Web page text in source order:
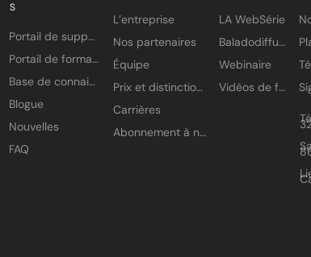
S
Portail de support
Portail de formation
Base de connaissances
Blogue
Nouvelles
FAQ
L’entreprise
Nos partenaires
Équipe
Prix et distinctions
Carrières
Abonnement à nos infolettres
LA WebSérie
Baladodiffusion
Webinaire
Vidéos de formation